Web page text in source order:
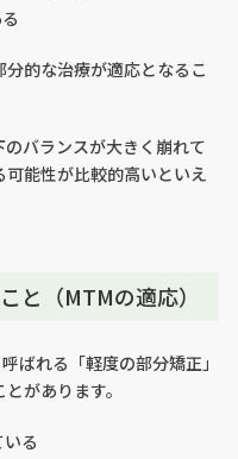
的な治療が適応となるこ
バランスが大きく崩れて
能性が比較的高いといえ
と（MTMの適応）
れる「軽度の部分矯正」
があります。
る